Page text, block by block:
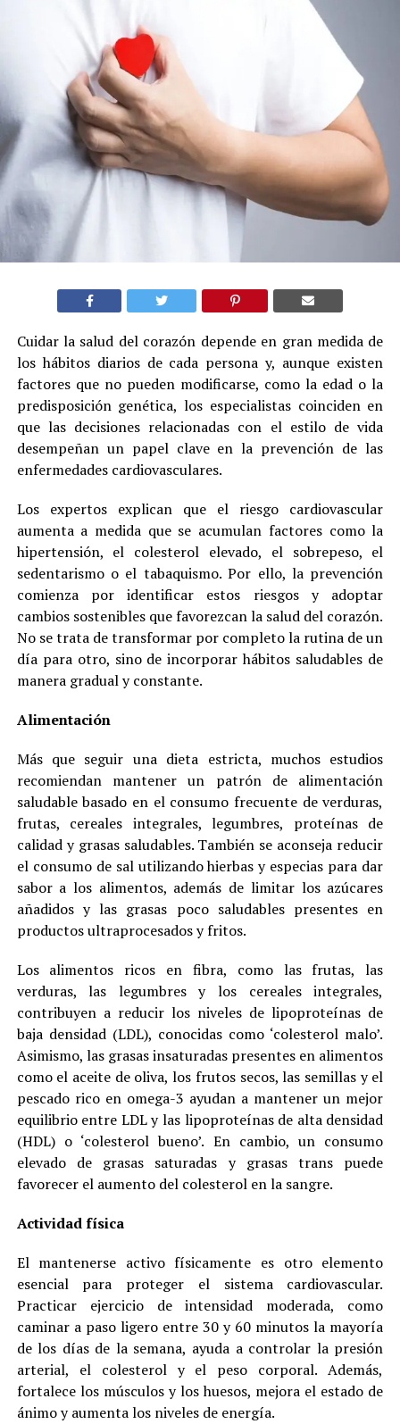
Cuidar la salud del corazón depende en gran medida de
los hábitos diarios de cada persona y, aunque existen
factores que no pueden modificarse, como la edad o la
predisposición genética, los especialistas coinciden en
que las decisiones relacionadas con el estilo de vida
desempeñan un papel clave en la prevención de las
enfermedades cardiovasculares.
Los expertos explican que el riesgo cardiovascular
aumenta a medida que se acumulan factores como la
hipertensión, el colesterol elevado, el sobrepeso, el
sedentarismo o el tabaquismo. Por ello, la prevención
comienza por identificar estos riesgos y adoptar
cambios sostenibles que favorezcan la salud del corazón.
No se trata de transformar por completo la rutina de un
día para otro, sino de incorporar hábitos saludables de
manera gradual y constante.
Alimentación
Más que seguir una dieta estricta, muchos estudios
recomiendan mantener un patrón de alimentación
saludable basado en el consumo frecuente de verduras,
frutas, cereales integrales, legumbres, proteínas de
calidad y grasas saludables. También se aconseja reducir
el consumo de sal utilizando hierbas y especias para dar
sabor a los alimentos, además de limitar los azúcares
añadidos y las grasas poco saludables presentes en
productos ultraprocesados y fritos.
Los alimentos ricos en fibra, como las frutas, las
verduras, las legumbres y los cereales integrales,
contribuyen a reducir los niveles de lipoproteínas de
baja densidad (LDL), conocidas como ‘colesterol malo’.
Asimismo, las grasas insaturadas presentes en alimentos
como el aceite de oliva, los frutos secos, las semillas y el
pescado rico en omega-3 ayudan a mantener un mejor
equilibrio entre LDL y las lipoproteínas de alta densidad
(HDL) o ‘colesterol bueno’. En cambio, un consumo
elevado de grasas saturadas y grasas trans puede
favorecer el aumento del colesterol en la sangre.
Actividad física
El mantenerse activo físicamente es otro elemento
esencial para proteger el sistema cardiovascular.
Practicar ejercicio de intensidad moderada, como
caminar a paso ligero entre 30 y 60 minutos la mayoría
de los días de la semana, ayuda a controlar la presión
arterial, el colesterol y el peso corporal. Además,
fortalece los músculos y los huesos, mejora el estado de
ánimo y aumenta los niveles de energía.